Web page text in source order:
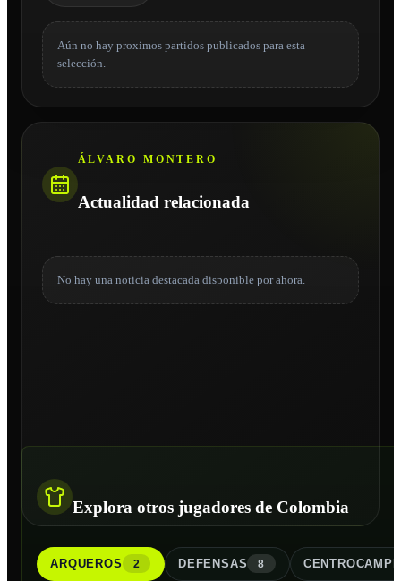
Aún no hay proximos partidos publicados para esta
selección.
ÁLVARO MONTERO
Actualidad relacionada
No hay una noticia destacada disponible por ahora.
Explora otros jugadores de Colombia
ARQUEROS 2 DEFENSAS 8